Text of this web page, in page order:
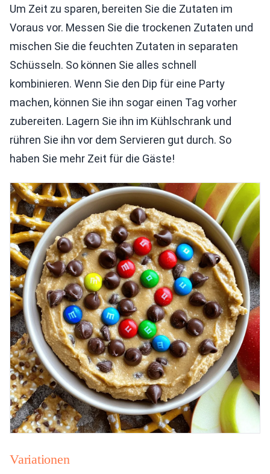
Um Zeit zu sparen, bereiten Sie die Zutaten im
Voraus vor. Messen Sie die trockenen Zutaten und
mischen Sie die feuchten Zutaten in separaten
Schüsseln. So können Sie alles schnell
kombinieren. Wenn Sie den Dip für eine Party
machen, können Sie ihn sogar einen Tag vorher
zubereiten. Lagern Sie ihn im Kühlschrank und
rühren Sie ihn vor dem Servieren gut durch. So
haben Sie mehr Zeit für die Gäste!
Variationen